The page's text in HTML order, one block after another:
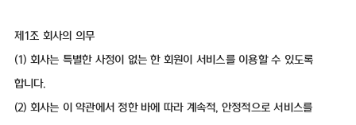
제1조 회사의 의무
(1) 회사는 특별한 사정이 없는 한 회원이 서비스를 이용할 수 있도록
합니다.
(2) 회사는 이 약관에서 정한 바에 따라 계속적, 안정적으로 서비스를